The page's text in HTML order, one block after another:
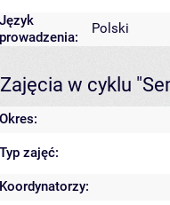
Język
prowadzenia:
Polski
Zajęcia w cyklu
Okres:
Typ zajęć:
Koordynatorzy: